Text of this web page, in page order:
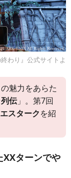
わり』公式サイトよ
魅力をあらた
伝」。第7回
エスタークを紹
ターンでや